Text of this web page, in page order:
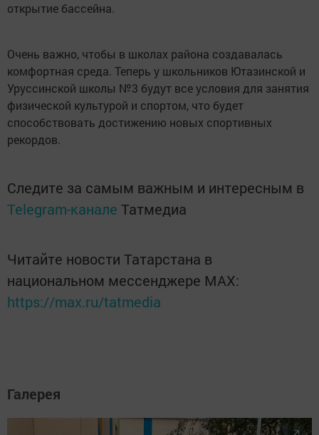
открытие бассейна.
Очень важно, чтобы в школах района создавалась
комфортная среда. Теперь у школьников Ютазинской и
Уруссинской школы №3 будут все условия для занятия
физической культурой и спортом, что будет
способствовать достижению новых спортивных
рекордов.
Следите за самым важным и интересным в
Telegram-канале Татмедиа
Читайте новости Татарстана в
национальном мессенджере MАХ:
https://max.ru/tatmedia
Галерея